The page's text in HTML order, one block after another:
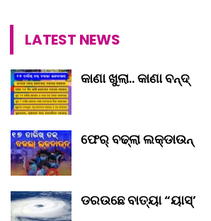
LATEST NEWS
କାଣା ଖୁଲା.. କାଣା ବନ୍ଦ୍‌
ଫେର୍ ବଢ୍‌ଲା ଲକ୍‌ଡାଉନ୍‌
ଡରଉଛେ ବାତ୍ୟା “ୟାସ୍‌’